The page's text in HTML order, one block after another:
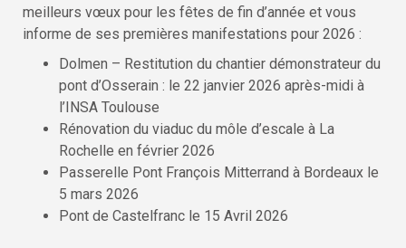
meilleurs vœux pour les fêtes de fin d’année et vous
informe de ses premières manifestations pour 2026 :
Dolmen – Restitution du chantier démonstrateur du
pont d’Osserain : le 22 janvier 2026 après-midi à
l’INSA Toulouse
Rénovation du viaduc du môle d’escale à La
Rochelle en février 2026
Passerelle Pont François Mitterrand à Bordeaux le
5 mars 2026
Pont de Castelfranc le 15 Avril 2026